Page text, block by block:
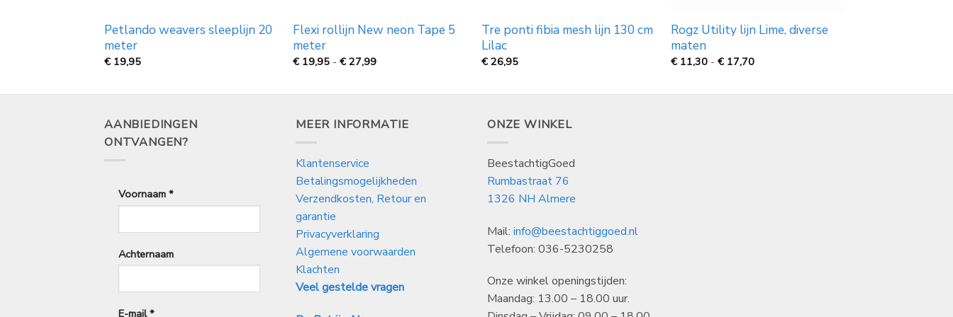
Petlando weavers sleeplijn 20
meter
€ 19,95
Flexi rollijn New neon Tape 5
meter
€ 19,95 - €27,99Prijsklasse:
Tre ponti fibia mesh lijn 130 cm
Lilac
€26,95
Rogz Utility lijn Lime, diverse
maten
€ 11,30 - € 17,70Prijsklasse:
AANBIEDINGEN
ONTVANGEN?
Voornaam *
Achternaam
E-mail*
MEER INFORMATIE
Klantenservice
Betalingsmogelijkheden
Verzendkosten, Retour en
garantie
Privacyverklaring
Algemene voorwaarden
Klachten
Veel gestelde vragen
ONZE WINKEL
BeestachtigGoed
Rumbastraat 76
1326 NH Almere
Mail: info@beestachtiggoed.nl
Telefoon: 036-5230258
Onze winkel openingstijden:
Maandag: 13.00 – 18.00 uur.